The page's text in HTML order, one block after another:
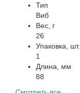
Тип
Виб
Вес, г
26
Упаковка, шт.
1
Длина, мм
88